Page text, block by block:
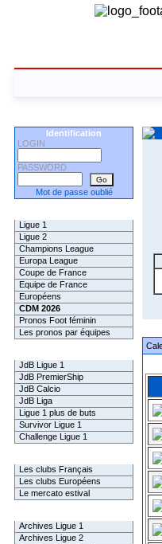
Identification
LOGIN
PASSWORD
Mot de passe oublié
Ligue 1
Ligue 2
Champions League
Europa League
Coupe de France
Equipe de France
Européens
CDM 2026
Pronos Foot féminin
Les pronos par équipes
JdB Ligue 1
JdB PremierShip
JdB Calcio
JdB Liga
Ligue 1 plus de buts
Survivor Ligue 1
Challenge Ligue 1
Les clubs Français
Les clubs Européens
Le mercato estival
Archives Ligue 1
Archives Ligue 2